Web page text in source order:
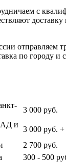
с
отправляем
по городу и
3 000 руб.
и
3 000 руб.
2 700 руб.
300 - 500